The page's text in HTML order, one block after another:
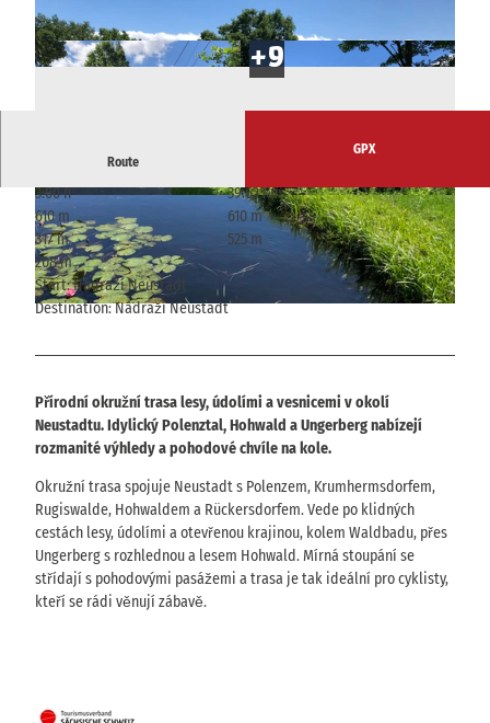
© Sarah Haut, Tourismusverband Sächsische Schweiz
chweiz
© Sarah Haut, Tourismusverband Sächsische S
chweiz
Route
GPX
3:00 h
39.62 km
610 m
610 m
317 m
525 m
208 m
Start: Nádraží Neustadt
Destination: Nádraží Neustadt
Přírodní okružní trasa lesy, údolími a vesnicemi v okolí
Neustadtu. Idylický Polenztal, Hohwald a Ungerberg nabízejí
rozmanité výhledy a pohodové chvíle na kole.
Okružní trasa spojuje Neustadt s Polenzem, Krumhermsdorfem,
Rugiswalde, Hohwaldem a Rückersdorfem. Vede po klidných
cestách lesy, údolími a otevřenou krajinou, kolem Waldbadu, přes
Ungerberg s rozhlednou a lesem Hohwald. Mírná stoupání se
střídají s pohodovými pasážemi a trasa je tak ideální pro cyklisty,
kteří se rádi věnují zábavě.